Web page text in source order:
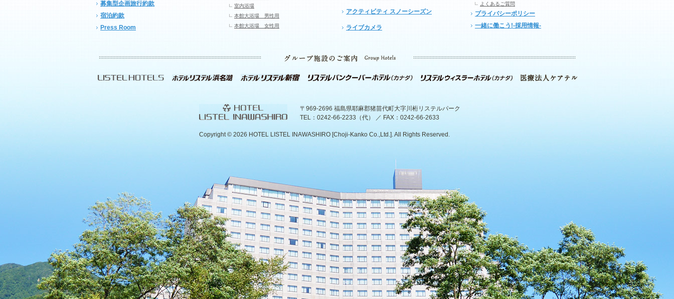
募集型企画旅行約款
宿泊約款
Press Room
室内浴場
本館大浴場 男性用
本館大浴場 女性用
アクティビティ スノーシーズン
ライブカメラ
よくあるご質問
プライバシーポリシー
一緒に働こう!-採用情報-
〒969-2696 福島県耶麻郡猪苗代町大字川桁リステルパーク
TEL：0242-66-2233（代） ／ FAX：0242-66-2633
Copyright © 2026 HOTEL LISTEL INAWASHIRO [Choji-Kanko Co.,Ltd.]. All Rights Reserved.